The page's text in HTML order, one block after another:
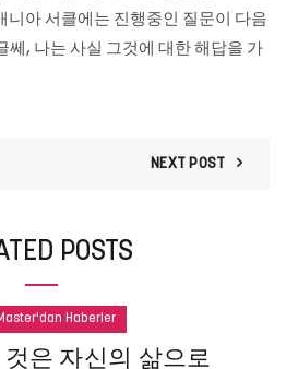
니아 서클에는 진행중인 질문이 다음
쎄, 나는 사실 그것에 대한 해답을 가
NEXT POST
POSTS
Haberler
은 자신의 삶으로